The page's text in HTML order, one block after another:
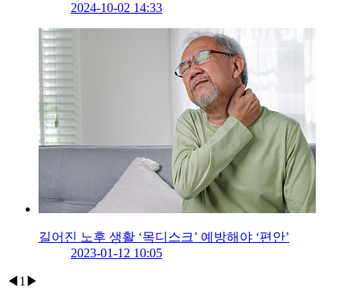
2024-10-02 14:33
길어진 노후 생활 ‘목디스크’ 예방해야 ‘편안’
2023-01-12 10:05
◀ 1 ▶